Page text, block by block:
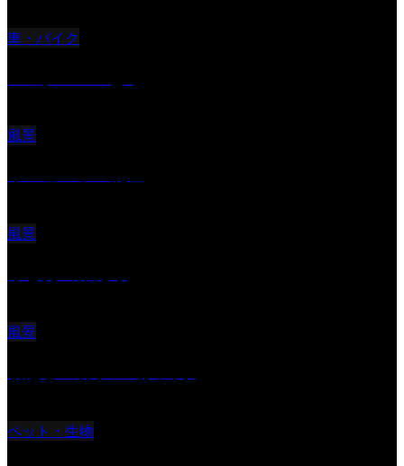
車・バイク
風景
風景
風景
ペット・生物